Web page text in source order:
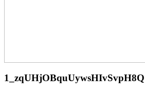
1_zqUHjOBquUywsHIvSvpH8Q